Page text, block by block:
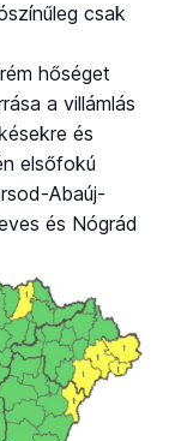
csak
hőséget
a villámlás
és
elsőfokú
Abaúj-
és Nógrád